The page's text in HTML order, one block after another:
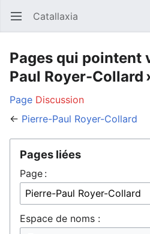
Ouvrir le menu principal Catallaxia
Pages qui pointent
Paul Royer-Collard
Page Discussion
← Pierre-Paul Royer-Collard
Pages liées
Page :
Espace de noms :